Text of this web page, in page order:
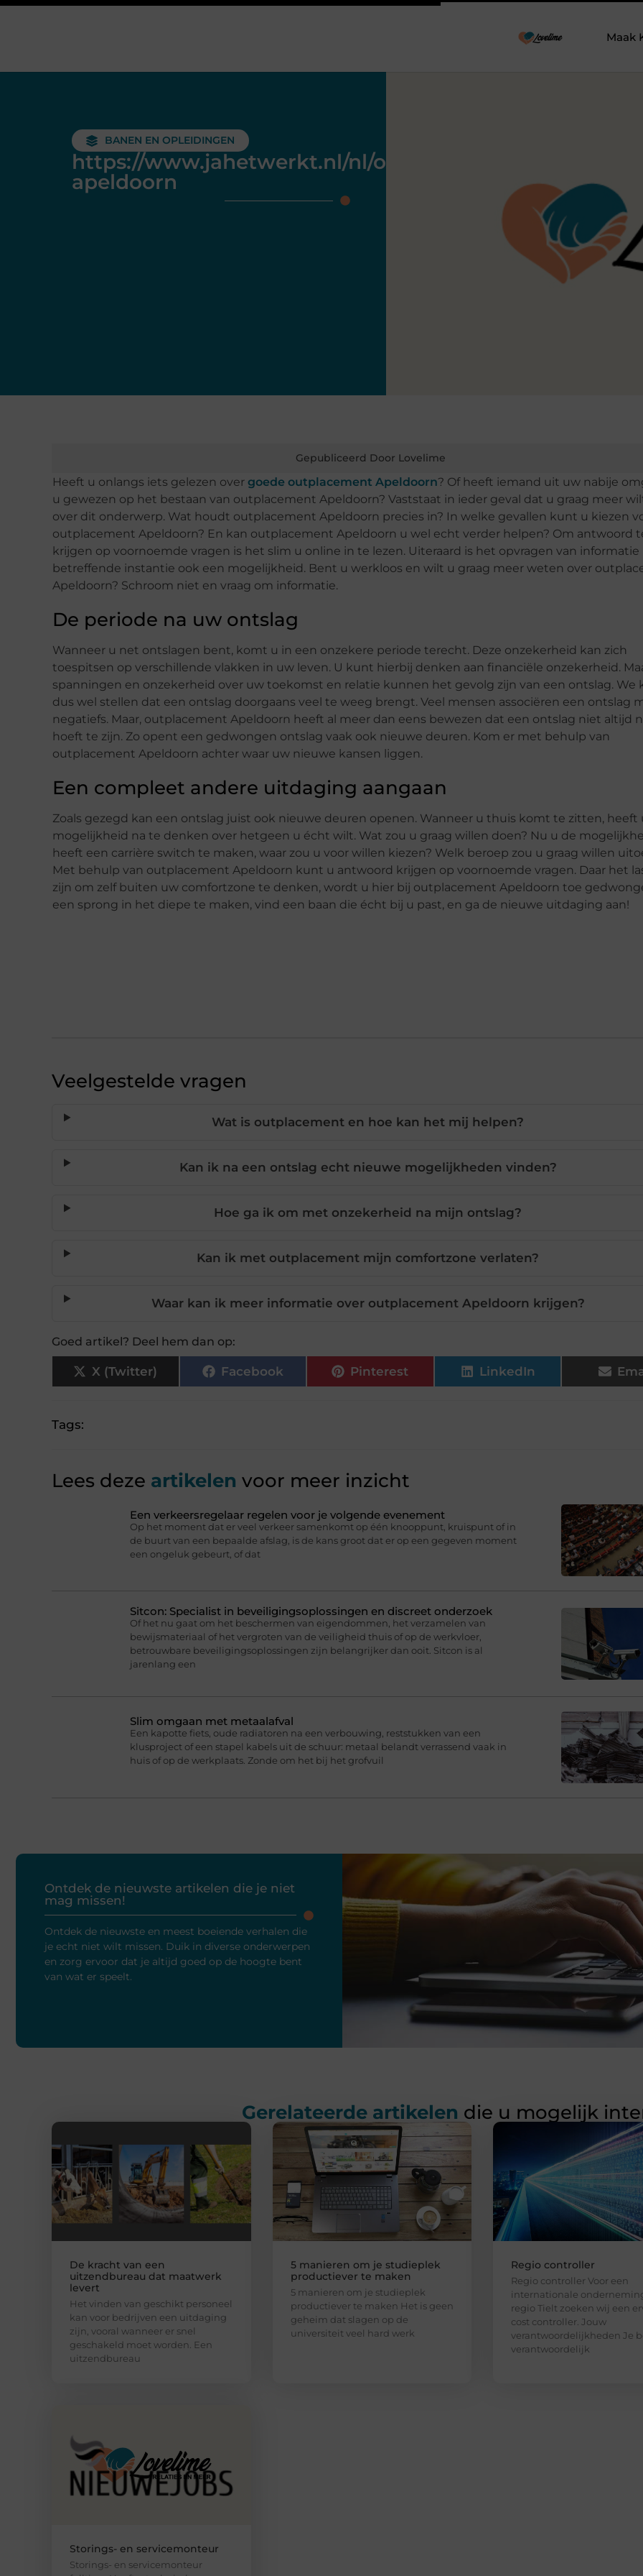
Maak
BANEN EN OPLEIDINGEN
https://www.jahetwerkt.nl/nl/outplacement-
apeldoorn
Gepubliceerd Door Lovelime
Heeft u onlangs iets gelezen over goede outplacement Apeldoorn? Of heeft iemand uit uw nabije
u gewezen op het bestaan van outplacement Apeldoorn? Vaststaat in ieder geval dat u graag meer
over dit onderwerp. Wat houdt outplacement Apeldoorn precies in? In welke gevallen kunt u kiezen
outplacement Apeldoorn? En kan outplacement Apeldoorn u wel echt verder helpen? Om antwoord
krijgen op voornoemde vragen is het slim u online in te lezen. Uiteraard is het opvragen van informatie
betreffende instantie ook een mogelijkheid. Bent u werkloos en wilt u graag meer weten over
Apeldoorn? Schroom niet en vraag om informatie.
De periode na uw ontslag
Wanneer u net ontslagen bent, komt u in een onzekere periode terecht. Deze onzekerheid kan zich
toespitsen op verschillende vlakken in uw leven. U kunt hierbij denken aan financiële onzekerheid.
spanningen en onzekerheid over uw toekomst en relatie kunnen het gevolg zijn van een ontslag. We
dus wel stellen dat een ontslag doorgaans veel te weeg brengt. Veel mensen associëren een ontslag
negatiefs. Maar, outplacement Apeldoorn heeft al meer dan eens bewezen dat een ontslag niet altijd
hoeft te zijn. Zo opent een gedwongen ontslag vaak ook nieuwe deuren. Kom er met behulp van
outplacement Apeldoorn achter waar uw nieuwe kansen liggen.
Een compleet andere uitdaging aangaan
Zoals gezegd kan een ontslag juist ook nieuwe deuren openen. Wanneer u thuis komt te zitten, heeft
mogelijkheid na te denken over hetgeen u écht wilt. Wat zou u graag willen doen? Nu u de
heeft een carrière switch te maken, waar zou u voor willen kiezen? Welk beroep zou u graag willen
Met behulp van outplacement Apeldoorn kunt u antwoord krijgen op voornoemde vragen. Daar het
zijn om zelf buiten uw comfortzone te denken, wordt u hier bij outplacement Apeldoorn toe
een sprong in het diepe te maken, vind een baan die écht bij u past, en ga de nieuwe uitdaging aan!
Veelgestelde vragen
Wat is outplacement en hoe kan het mij helpen?
Kan ik na een ontslag echt nieuwe mogelijkheden vinden?
Hoe ga ik om met onzekerheid na mijn ontslag?
Kan ik met outplacement mijn comfortzone verlaten?
Waar kan ik meer informatie over outplacement Apeldoorn krijgen?
Goed artikel? Deel hem dan op:
X (Twitter) Facebook Pinterest LinkedIn
Tags:
Lees deze artikelen voor meer inzicht
Een verkeersregelaar regelen voor je volgende evenement
Op het moment dat er veel verkeer samenkomt op één knooppunt, kruispunt of in
de buurt van een bepaalde afslag, is de kans groot dat er op een gegeven moment
een ongeluk gebeurt, of dat
Sitcon: Specialist in beveiligingsoplossingen en discreet onderzoek
Of het nu gaat om het beschermen van eigendommen, het verzamelen van
bewijsmateriaal of het vergroten van de veiligheid thuis of op de werkvloer,
betrouwbare beveiligingsoplossingen zijn belangrijker dan ooit. Sitcon is al
jarenlang een
Slim omgaan met metaalafval
Een kapotte fiets, oude radiatoren na een verbouwing, reststukken van een
klusproject of een stapel kabels uit de schuur: metaal belandt verrassend vaak in
huis of op de werkplaats. Zonde om het bij het grofvuil
Ontdek de nieuwste artikelen die je niet
mag missen!
Ontdek de nieuwste en meest boeiende verhalen die
je echt niet wilt missen. Duik in diverse onderwerpen
en zorg ervoor dat je altijd goed op de hoogte bent
van wat er speelt.
Gerelateerde artikelen die u mogelijk
De kracht van een
uitzendbureau dat maatwerk
levert
Het vinden van geschikt personeel
kan voor bedrijven een uitdaging
zijn, vooral wanneer er snel
geschakeld moet worden. Een
uitzendbureau
5 manieren om je studieplek
productiever te maken
5 manieren om je studieplek
productiever te maken Het is geen
geheim dat slagen op de
universiteit veel hard werk
Regio controller
Regio controller Voor een
internationale
regio Tielt zoeken wij een
cost controller. Jouw
verantwoordelijkheden Je
verantwoordelijk
Storings- en servicemonteur
Storings- en servicemonteur